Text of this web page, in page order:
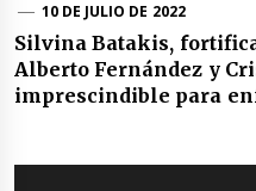
10 DE JULIO DE 2022
Silvina Batakis,
Alberto Fernández y
imprescindible para
Navegación